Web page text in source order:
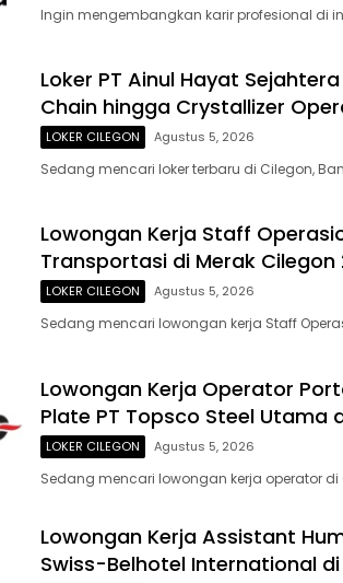
Ingin mengembangkan karir profesional di
Loker PT Ainul Hayat
Chain hingga Crystallizer
LOKER CILEGON Agustus 5, 2026
Sedang mencari loker terbaru di Cilegon,
Lowongan Kerja Staff
Transportasi di Merak Cilegon
LOKER CILEGON Agustus 5, 2026
Sedang mencari lowongan kerja Staff
Lowongan Kerja Operator
Plate PT Topsco Steel Utama
LOKER CILEGON Agustus 5, 2026
Sedang mencari lowongan kerja operator
Lowongan Kerja Assistant
Swiss-Belhotel International